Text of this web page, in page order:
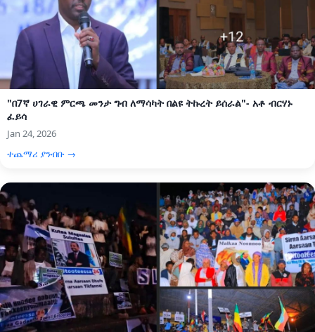
"በ7ኛ ሀገራዊ ምርጫ መንታ ግብ ለማሳካት በልዩ ትኩረት ይሰራል"- አቶ ብርሃኑ
ፈይሳ
Jan 24, 2026
ተጨማሪ ያንብቡ →